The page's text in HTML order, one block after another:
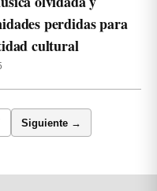
perdidas para
cultural
Siguiente →